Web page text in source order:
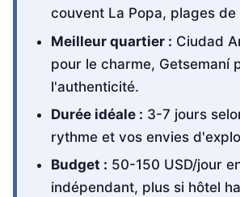
couvent La Popa, plages
Meilleur quartier : Ciudad
pour le charme, Getsemaní
l'authenticité.
Durée idéale : 3-7 jours
rythme et vos envies
Budget : 50-150 USD/jour
indépendant, plus si hôtel